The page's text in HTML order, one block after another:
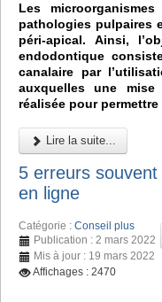
Les
pathologies pulpaires
péri-apical. Ainsi,
endodontique
canalaire par
auxquelles une
réalisée pour
Lire la suite...
5 erreurs
en ligne
Catégorie : Conseil plus
Publication : 2 mars 2022
Mis à jour : 19 mars 2022
Affichages : 2470